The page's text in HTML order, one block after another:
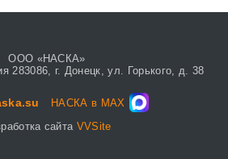
ООО «НАСКА»
283086, г. Донецк, ул. Горького, д. 38
НАСКА в MAX
сайта VVSite